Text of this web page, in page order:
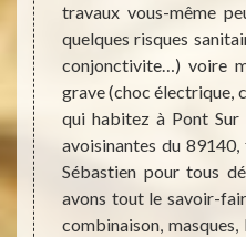
en
aux
:
pour
de
travaux vous-même
quelques risques
conjonctivite…) voire
grave (choc électrique,
qui habitez à Pont Sur
avoisinantes du
Sébastien pour tous
avons tout le savoir-
combinaison,